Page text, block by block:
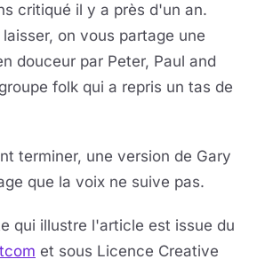
critiqué il y a près d'un an.
on vous partage une
douceur par Peter, Paul and
folk qui a repris un tas de
terminer, une version de Gary
que la voix ne suive pas.
qui illustre l'article est issue du
et sous Licence Creative